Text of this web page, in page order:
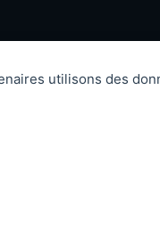
utilisons des